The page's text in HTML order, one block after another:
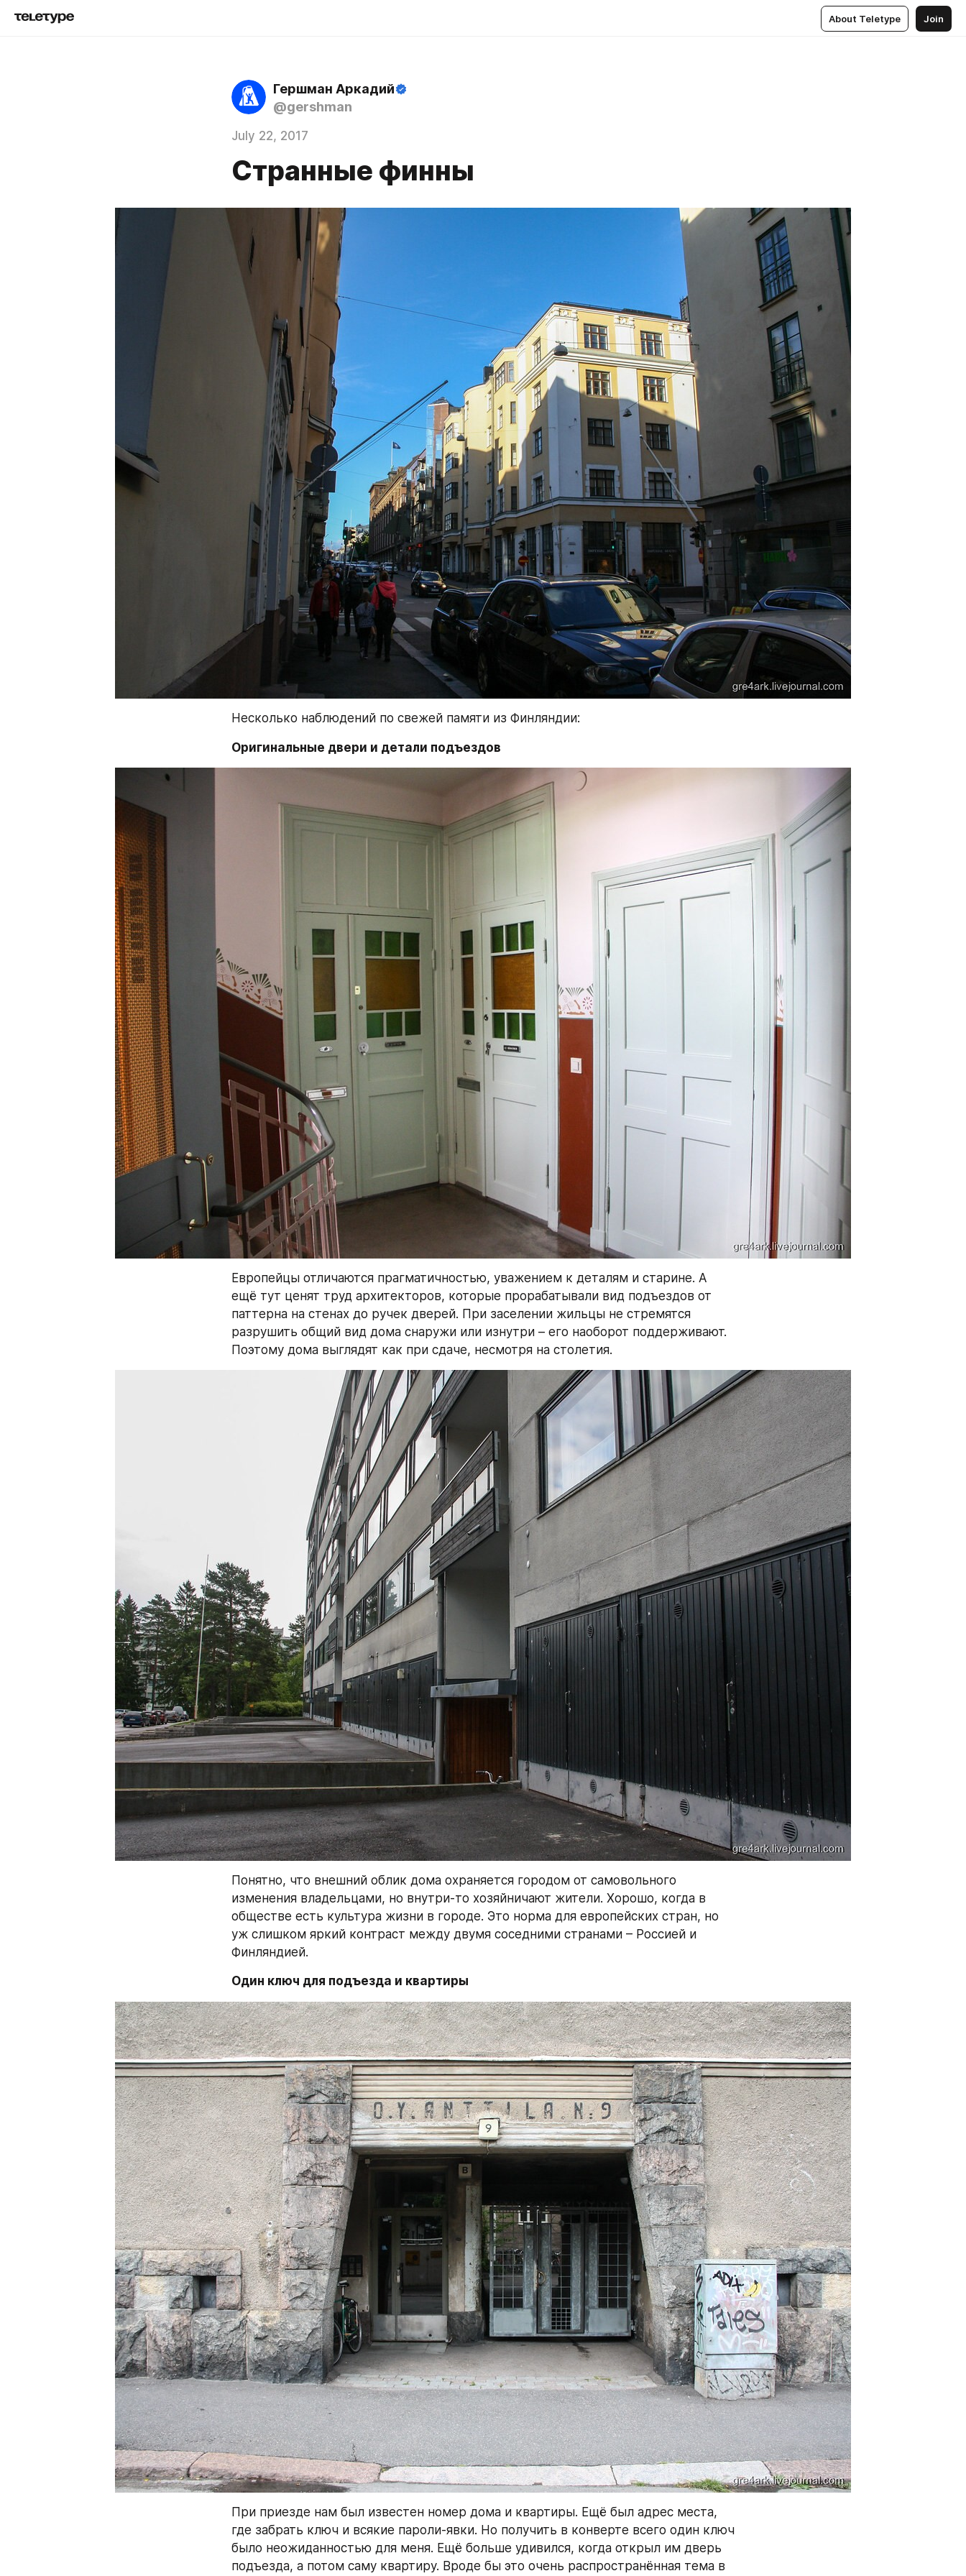
About Teletype Join
Гершман Аркадий
@gershman
July 22, 2017
Странные финны
Несколько наблюдений по свежей памяти из Финляндии:
Оригинальные двери и детали подъездов
Европейцы отличаются прагматичностью, уважением к деталям и старине. А
ещё тут ценят труд архитекторов, которые прорабатывали вид подъездов от
паттерна на стенах до ручек дверей. При заселении жильцы не стремятся
разрушить общий вид дома снаружи или изнутри – его наоборот поддерживают.
Поэтому дома выглядят как при сдаче, несмотря на столетия.
Понятно, что внешний облик дома охраняется городом от самовольного
изменения владельцами, но внутри-то хозяйничают жители. Хорошо, когда в
обществе есть культура жизни в городе. Это норма для европейских стран, но
уж слишком яркий контраст между двумя соседними странами – Россией и
Финляндией.
Один ключ для подъезда и квартиры
При приезде нам был известен номер дома и квартиры. Ещё был адрес места,
где забрать ключ и всякие пароли-явки. Но получить в конверте всего один ключ
было неожиданностью для меня. Ещё больше удивился, когда открыл им дверь
подъезда, а потом саму квартиру. Вроде бы это очень распространённая тема в